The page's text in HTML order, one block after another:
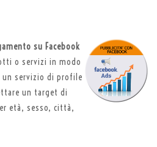
su Facebook
o servizi in modo
un servizio di profile
un target di
età, sesso, città,